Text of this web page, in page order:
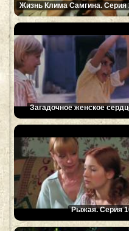
Жизнь Клима Самгина. Серия
Загадочное женское
Рыжая. Серия